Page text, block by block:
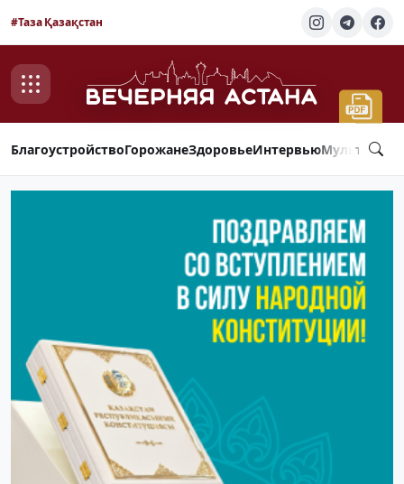
#Таза Қазақстан
БлагоустройствоГорожанеЗдоровьеИнтервью